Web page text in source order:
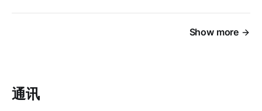
Show more
通讯